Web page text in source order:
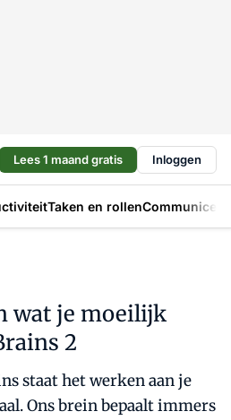
Lees 1 maand gratis Inloggen
Taken en rollen
wat je moeilijk
2
staat het werken aan je
Ons brein bepaalt immers